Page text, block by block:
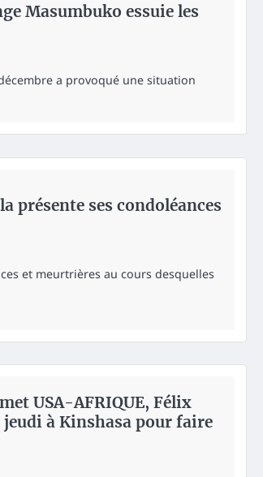
Masumbuko essuie les
a provoqué une situation
présente ses condoléances
et meurtrières au cours desquelles
USA-AFRIQUE, Félix
à Kinshasa pour faire